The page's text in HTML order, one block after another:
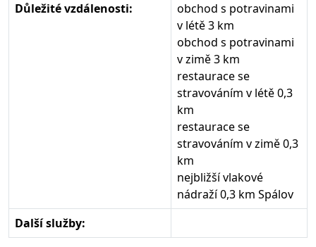
Důležité vzdálenosti:
obchod s potravinami
v létě 3 km
obchod s potravinami
v zimě 3 km
restaurace se
stravováním v létě 0,3
km
restaurace se
stravováním v zimě 0,3
km
nejbližší vlakové
nádraží 0,3 km Spálov
Další služby: